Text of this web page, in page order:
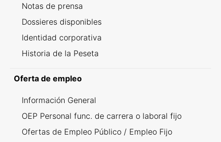
Notas de prensa
Dossieres disponibles
Identidad corporativa
Historia de la Peseta
Oferta de empleo
Información General
OEP Personal func. de carrera o laboral fijo
Ofertas de Empleo Público / Empleo Fijo